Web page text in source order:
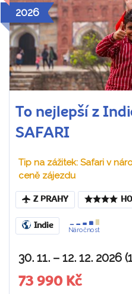
2026
To nejlepší z
SAFARI
Tip na zážitek: Safari v
ceně zájezdu
Z PRAHY
Indie
Náročnost
30. 11. – 12. 12. 2026
73 990 Kč